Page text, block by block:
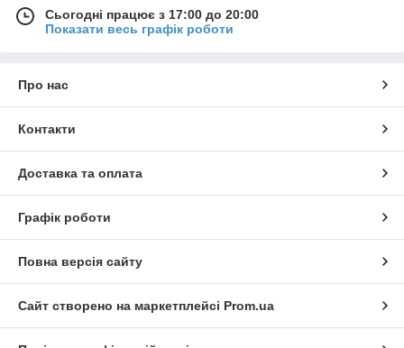
Сьогодні працює з 17:00 до 20:00
Показати весь графік роботи
Про нас
Контакти
Доставка та оплата
Графік роботи
Повна версія сайту
Сайт створено на маркетплейсі Prom.ua